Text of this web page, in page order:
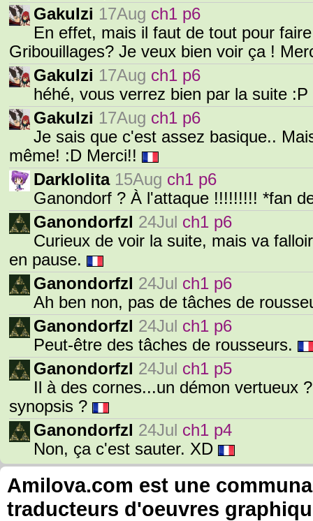
GakuIzi 17Aug ch1 p6
En effet, mais il faut de tout pour
Gribouillages? Je veux bien voir ça !
GakuIzi 17Aug ch1 p6
héhé, vous verrez bien par la suite :P
GakuIzi 17Aug ch1 p6
Je sais que c'est assez basique..
même! :D Merci!!
Darklolita 15Aug ch1 p6
Ganondorf ? À l'attaque !!!!!!!!! *fan
Ganondorfzl 24Jul ch1 p6
Curieux de voir la suite, mais va
en pause.
Ganondorfzl 24Jul ch1 p6
Ah ben non, pas de tâches de
Ganondorfzl 24Jul ch1 p6
Peut-être des tâches de rousseurs.
Ganondorfzl 24Jul ch1 p5
Il à des cornes...un démon vertueux
synopsis ?
Ganondorfzl 24Jul ch1 p4
Non, ça c'est sauter. XD
Amilova.com est une
traducteurs d'oeuvres